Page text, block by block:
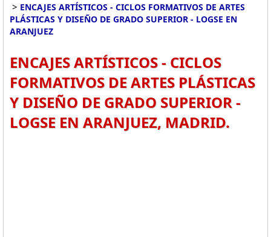
> ENCAJES ARTÍSTICOS - CICLOS FORMATIVOS DE ARTES
PLÁSTICAS Y DISEÑO DE GRADO SUPERIOR - LOGSE EN
ARANJUEZ
ENCAJES ARTÍSTICOS - CICLOS
FORMATIVOS DE ARTES PLÁSTICAS
Y DISEÑO DE GRADO SUPERIOR -
LOGSE EN ARANJUEZ, MADRID.